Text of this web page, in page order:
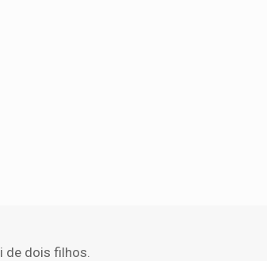
de dois filhos.